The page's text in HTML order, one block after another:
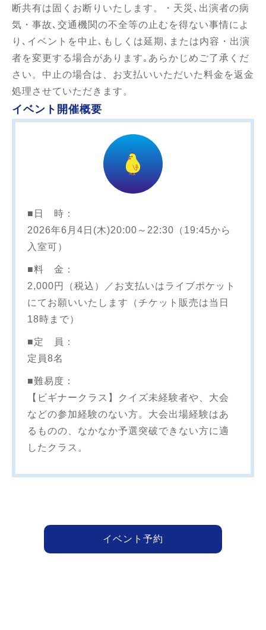
断共有は固くお断りいたします。・天災､出演者の病
気・事故､交通機関の不全等の止むを得ない事情によ
り､イベントを中止､もしくは延期､または内容・出演
者を変更する場合があります｡あらかじめご了承くだ
さい。中止の場合は、お支払いいただいた料金を返金
処理させていただきます。
イベント開催概要
■日 時：
2026年6月4日(木)20:00～22:30（19:45から
入室可）
■料 金：
2,000円（税込）／お支払いはライブポケット
にてお願いいたします（チケット販売は当日
18時まで）
■定 員：
定員8名
■難易度：
【ビギナークラス】クイズ未経験者や、大会
などの参加経験のない方。大会出場経験はあ
るものの、なかなか予選突破できない方に適
したクラス。
イベント予約